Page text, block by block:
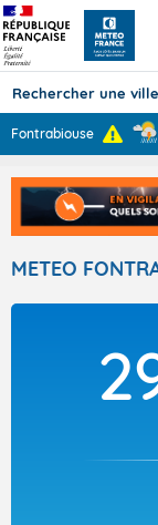
Fontrabiouse
METEO